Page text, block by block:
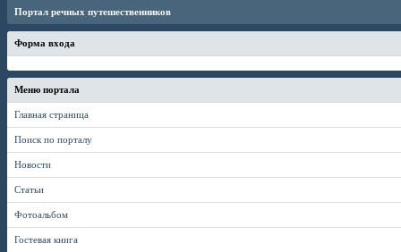
Портал речных путешественников
Форма входа
Меню портала
Главная страница
Поиск по порталу
Новости
Статьи
Фотоальбом
Гостевая книга